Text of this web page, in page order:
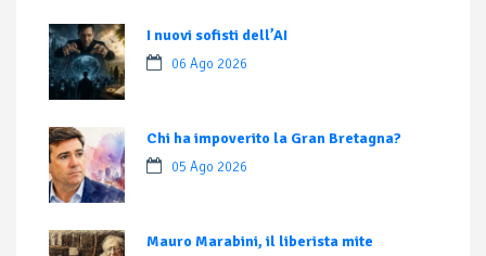
I nuovi sofisti dell’AI
06 Ago 2026
Chi ha impoverito la Gran Bretagna?
05 Ago 2026
Mauro Marabini, il liberista mite